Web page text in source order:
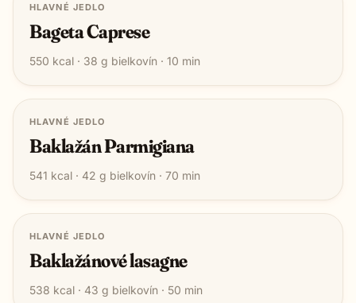
HLAVNÉ JEDLO
Bageta Caprese
550 kcal · 38 g bielkovín · 10 min
HLAVNÉ JEDLO
Baklažán Parmigiana
541 kcal · 42 g bielkovín · 70 min
HLAVNÉ JEDLO
Baklažánové lasagne
538 kcal · 43 g bielkovín · 50 min